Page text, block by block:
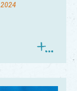
2024